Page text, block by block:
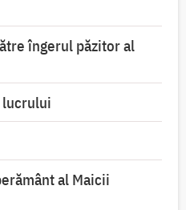
îngerul păzitor al
lucrului
al Maicii